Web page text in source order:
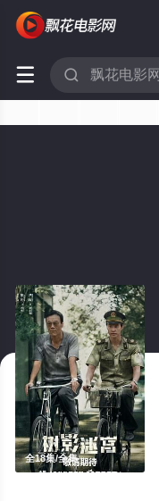
 
全18集/全集